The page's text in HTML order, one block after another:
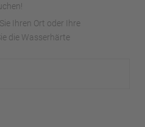
Ihren Ort oder Ihre
die Wasserhärte